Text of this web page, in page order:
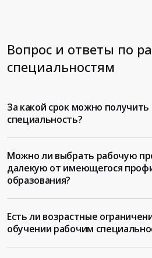
Вопрос и ответы по
специальностям
За какой срок можно
специальность?
Можно ли выбрать рабочую
далекую от имеющегося
образования?
Есть ли возрастные
обучении рабочим